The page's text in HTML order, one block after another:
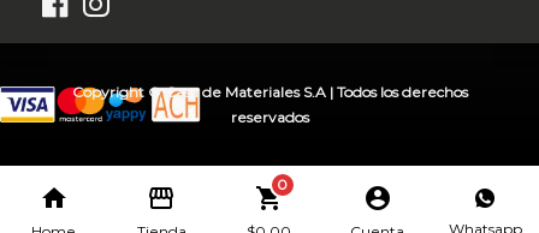
Copyright © Casa de Materiales S.A | Todos los derechos
reservados
home storefront 0
shopping_cart account_circle
Whatsapp